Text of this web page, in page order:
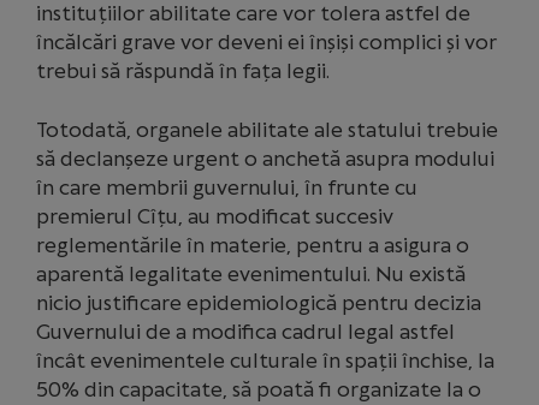
instituțiilor abilitate care vor tolera astfel de
încălcări grave vor deveni ei înșiși complici și vor
trebui să răspundă în fața legii.
Totodată, organele abilitate ale statului trebuie
să declanșeze urgent o anchetă asupra modului
în care membrii guvernului, în frunte cu
premierul Cîțu, au modificat succesiv
reglementările în materie, pentru a asigura o
aparentă legalitate evenimentului. Nu există
nicio justificare epidemiologică pentru decizia
Guvernului de a modifica cadrul legal astfel
încât evenimentele culturale în spații închise, la
50% din capacitate, să poată fi organizate la o